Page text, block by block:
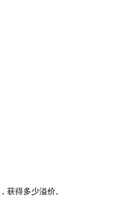
获得多少溢价。